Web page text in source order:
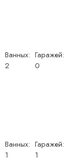
Ванных:
2
Гаражей:
0
Ванных:
1
Гаражей:
1